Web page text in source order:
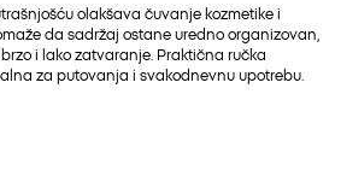
olakšava čuvanje kozmetike i
da sadržaj ostane uredno organizovan,
i lako zatvaranje. Praktična ručka
za putovanja i svakodnevnu upotrebu.